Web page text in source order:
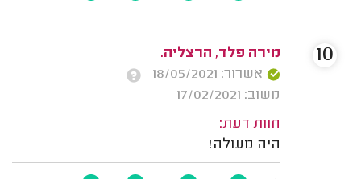
מירה פלד, הרצליה.
אשרור: 18/05/2021
משוב: 17/02/2021
חוות דעת:
היה מעולה!
10